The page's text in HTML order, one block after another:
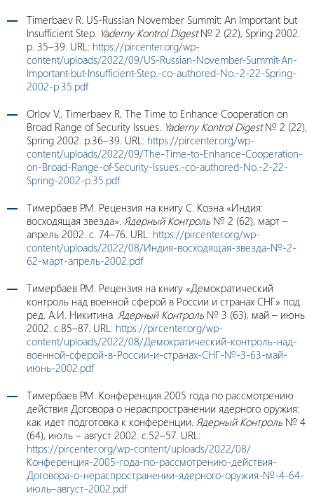
Timerbaev R. US-Russian November Summit: An Important but
Insufficient Step. Yaderny Kontrol Digest№ 2 (22), Spring 2002.
p. 35–39. URL: https://pircenter.org/wp-
content/uploads/2022/09/US-Russian-November-Summit-An-
Important-but-Insufficient-Step.-co-authored-No.-2-22-Spring-
2002-p.35.pdf
Orlov V., Timerbaev R, The Time to Enhance Cooperation on
Broad Range of Security Issues. Yaderny Kontrol Digest№ 2 (22),
Spring 2002. p.36–39. URL: https://pircenter.org/wp-
content/uploads/2022/09/The-Time-to-Enhance-Cooperation-
on-Broad-Range-of-Security-Issues.-co-authored-No.-2-22-
Spring-2002-p.35.pdf
Тимербаев Р.М. Рецензия на книгу С. Коэна «Индия:
восходящая звезда». Ядерный Контроль № 2 (62), март –
апрель 2002. с. 74–76. URL: https://pircenter.org/wp-
content/uploads/2022/08/Индия-восходящая-звезда-№-2-
62-март-апрель-2002.pdf
Тимербаев Р.М. Рецензия на книгу «Демократический
контроль над военной сферой в России и странах СНГ» под
ред. А.И. Никитина. Ядерный Контроль № 3 (63), май – июнь
2002. с.85–87. URL: https://pircenter.org/wp-
content/uploads/2022/08/Демократический-контроль-над-
военной-сферой-в-России-и-странах-СНГ-№-3-63-май-
июнь-2002.pdf
Тимербаев Р.М. Конференция 2005 года по рассмотрению
действия Договора о нераспространении ядерного оружия:
как идет подготовка к конференции. Ядерный Контроль № 4
(64), июль – август 2002. c.52–57. URL:
https://pircenter.org/wp-content/uploads/2022/08/
Конференция-2005-года-по-рассмотрению-действия-
Договора-о-нераспространении-ядерного-оружия-№-4-64-
июль–август-2002.pdf